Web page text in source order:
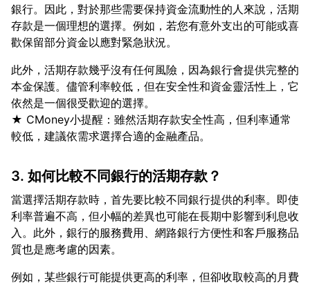
銀行。因此，對於那些需要保持資金流動性的人來說，活期
存款是一個理想的選擇。例如，若您有意外支出的可能或喜
此外，活期存款幾乎沒有任何風險，因為銀行會提供完整的
本金保護。儘管利率較低，但在安全性和資金靈活性上，它
依然是一個很受歡迎的選擇。
★ CMoney小提醒：雖然活期存款安全性高，但利率通常
3. 如何比較不同銀行的活期存款？
當選擇活期存款時，首先要比較不同銀行提供的利率。即使
利率普遍不高，但小幅的差異也可能在長期中影響到利息收
入。此外，銀行的服務費用、網路銀行方便性和客戶服務品
例如，某些銀行可能提供更高的利率，但卻收取較高的月費